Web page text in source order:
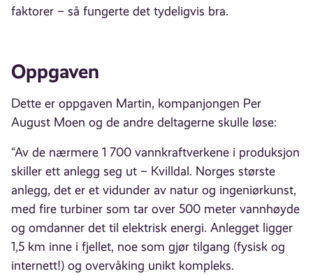
faktorer – så fungerte det tydeligvis bra.
Oppgaven
Dette er oppgaven Martin, kompanjongen Per
August Moen og de andre deltagerne skulle løse:
“Av de nærmere 1 700 vannkraftverkene i produksjon
skiller ett anlegg seg ut – Kvilldal. Norges største
anlegg, det er et vidunder av natur og ingeniørkunst,
med fire turbiner som tar over 500 meter vannhøyde
og omdanner det til elektrisk energi. Anlegget ligger
1,5 km inne i fjellet, noe som gjør tilgang (fysisk og
internett!) og overvåking unikt kompleks.